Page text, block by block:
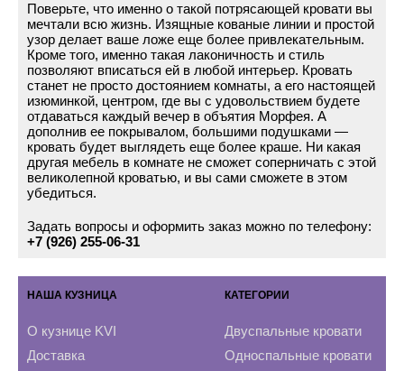
Поверьте, что именно о такой потрясающей кровати вы
мечтали всю жизнь. Изящные кованые линии и простой
узор делает ваше ложе еще более привлекательным.
Кроме того, именно такая лаконичность и стиль
позволяют вписаться ей в любой интерьер. Кровать
станет не просто достоянием комнаты, а его настоящей
изюминкой, центром, где вы с удовольствием будете
отдаваться каждый вечер в объятия Морфея. А
дополнив ее покрывалом, большими подушками —
кровать будет выглядеть еще более краше. Ни какая
другая мебель в комнате не сможет соперничать с этой
великолепной кроватью, и вы сами сможете в этом
убедиться.
Задать вопросы и оформить заказ можно по телефону:
+7 (926) 255-06-31
НАША КУЗНИЦА
О кузнице KVI
Доставка
КАТЕГОРИИ
Двуспальные кровати
Односпальные кровати